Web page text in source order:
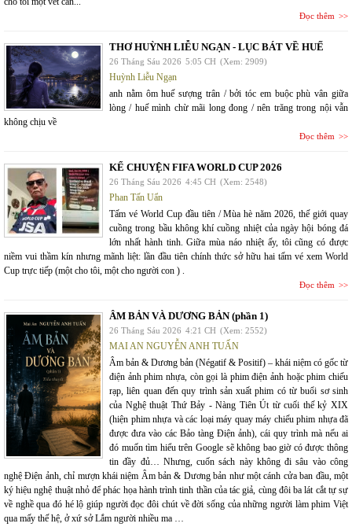
Đọc thêm
THƠ HUỲNH LIỄU NGẠN - LỤC BÁT VỀ HUẾ
26 Tháng Sáu 2026 5:05 CH (Xem: 2909)
Huỳnh Liễu Ngạn
anh nằm ôm huế sượng trân / bởi tóc em buộc phù vân giữa
lòng / huế mình chừ mãi long đong / nên trăng trong nội vẫn
không chịu về
Đọc thêm
KỂ CHUYỆN FIFA WORLD CUP 2026
26 Tháng Sáu 2026 4:45 CH (Xem: 2548)
Phan Tấn Uẩn
Tấm vé World Cup đầu tiên / Mùa hè năm 2026, thế giới quay
cuồng trong bầu không khí cuồng nhiệt của ngày hội bóng đá
lớn nhất hành tinh. Giữa mùa náo nhiệt ấy, tôi cũng có được
niềm vui thầm kín nhưng mãnh liệt: lần đầu tiên chính thức sở hữu hai tấm vé xem World
Cup trực tiếp (một cho tôi, một cho người con ) .
Đọc thêm
ÂM BẢN VÀ DƯƠNG BẢN (phần 1)
26 Tháng Sáu 2026 4:21 CH (Xem: 2552)
MAI AN NGUYỄN ANH TUẤN
Âm bản & Dương bản (Négatif & Positif) – khái niệm có gốc từ
điện ảnh phim nhựa, còn gọi là phim điện ảnh hoặc phim chiếu
rạp, liên quan đến quy trình sản xuất phim có từ buổi sơ sinh
của Nghệ thuật Thứ Bảy - Nàng Tiên Út từ cuối thế kỷ XIX
(hiện phim nhựa và các loại máy quay máy chiếu phim nhựa đã
được đưa vào các Bảo tàng Điện ảnh), cái quy trình mà nếu ai
đó muốn tìm hiểu trên Google sẽ không bao giờ có được thông
tin đầy đủ… Nhưng, cuốn sách này không đi sâu vào công
nghệ Điện ảnh, chỉ mượn khái niệm Âm bản & Dương bản như một cánh cửa ban đầu, một
ký hiệu nghệ thuật nhỏ để phác họa hành trình tinh thần của tác giả, cùng đôi ba lát cắt tự sự
về nghề qua đó hé lộ giúp người đọc đôi chút về đời sống của những người làm phim Việt
qua mấy thế hệ, ở xứ sở Lắm người nhiều ma …